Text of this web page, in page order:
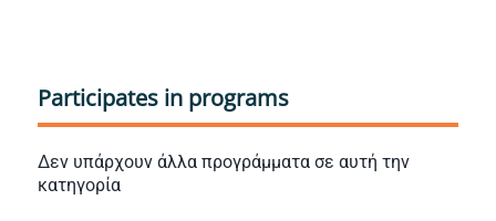
Participates in programs
Δεν υπάρχουν άλλα προγράμματα σε αυτή την
κατηγορία